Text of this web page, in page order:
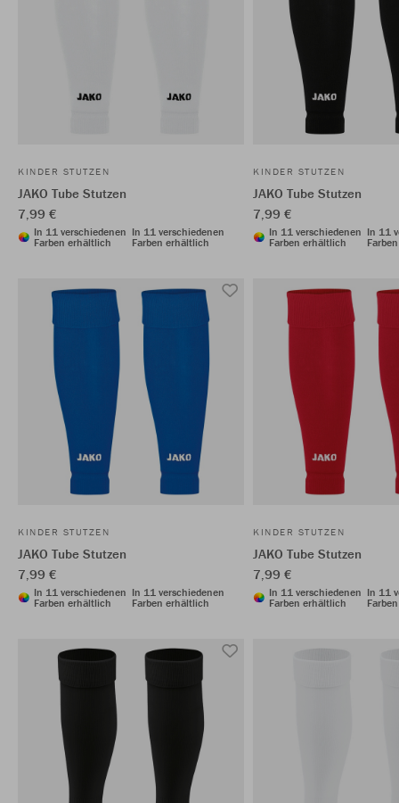
KINDER STUTZEN
JAKO Tube Stutzen
7,99 €
In 11 verschiedenen
Farben erhältlich
In 11 verschiedenen
Farben erhältlich
KINDER STUTZEN
JAKO Tube Stutzen
7,99 €
In 11 verschiedenen
Farben erhältlich
In 11
KINDER STUTZEN
JAKO Tube Stutzen
7,99 €
In 11 verschiedenen
Farben erhältlich
In 11 verschiedenen
Farben erhältlich
KINDER STUTZEN
JAKO Tube Stutzen
7,99 €
In 11 verschiedenen
Farben erhältlich
In 11